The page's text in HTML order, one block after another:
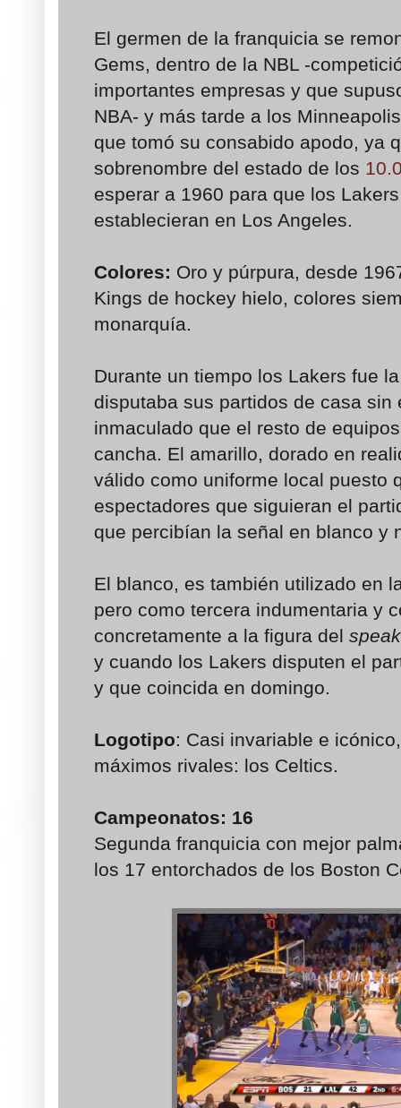
El germen de la franquicia se
Gems, dentro de la NBL -
importantes empresas y que
NBA- y más tarde a los
que tomó su consabido apodo, ya
sobrenombre del estado de los
esperar a 1960 para que los
establecieran en Los Angeles.
Colores: Oro y púrpura, desde
Kings de hockey hielo, colores
monarquía.
Durante un tiempo los Lakers fue
disputaba sus partidos de casa sin
inmaculado que el resto de
cancha. El amarillo, dorado en
válido como uniforme local puesto
espectadores que siguieran el
que percibían la señal en blanco y
El blanco, es también utilizado en
pero como tercera indumentaria y
concretamente a la figura del
y cuando los Lakers disputen el
y que coincida en domingo.
Logotipo: Casi invariable e
máximos rivales: los Celtics.
Campeonatos: 16
Segunda franquicia con mejor
los 17 entorchados de los Boston